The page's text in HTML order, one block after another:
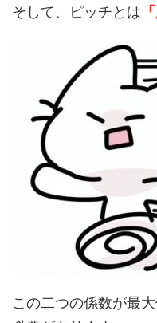
そして、ピッチとは
この二つの係数が最